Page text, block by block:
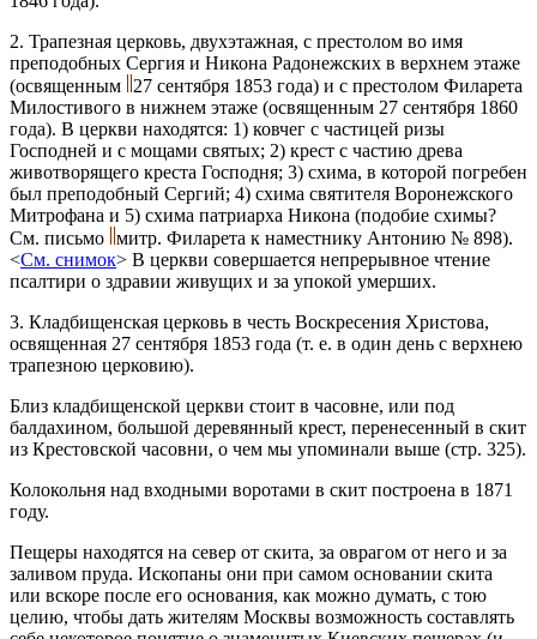
2. Трапезная церковь, двухэтажная, с престолом во имя
преподобных Сергия и Никона Радонежских в верхнем этаже
(освященным
27 сентября 1853 года) и с престолом Филарета
Милостивого в нижнем этаже (освященным 27 сентября 1860
года). В церкви находятся: 1) ковчег с частицей ризы
Господней и с мощами святых; 2) крест с частию древа
животворящего креста Господня; 3) схима, в которой погребен
был преподобный Сергий; 4) схима святителя Воронежского
Митрофана и 5) схима патриарха Никона (подобие схимы?
См. письмо митр. Филарета к наместнику Антонию № 898).
<См. снимок> В церкви совершается непрерывное чтение
псалтири о здравии живущих и за упокой умерших.
3. Кладбищенская церковь в честь Воскресения Христова,
освященная 27 сентября 1853 года (т. е. в один день с верхнею
трапезною церковию).
Близ кладбищенской церкви стоит в часовне, или под
балдахином, большой деревянный крест, перенесенный в скит
из Крестовской часовни, о чем мы упоминали выше (стр. 325).
Колокольня над входными воротами в скит построена в 1871
году.
Пещеры находятся на север от скита, за оврагом от него и за
заливом пруда. Ископаны они при самом основании скита
или вскоре после его основания, как можно думать, с тою
целию, чтобы дать жителям Москвы возможность составлять